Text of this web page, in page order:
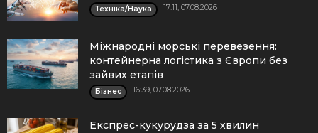
Техніка/Наука 17:11, 07.08.2026
Міжнародні морські перевезення:
контейнерна логістика з Європи без
зайвих етапів
Бізнес 16:39, 07.08.2026
Експрес-кукурудза за 5 хвилин